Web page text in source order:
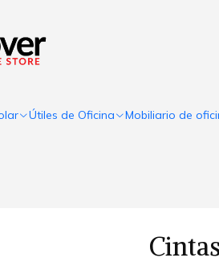
Útiles de Oficina Mobiliario de